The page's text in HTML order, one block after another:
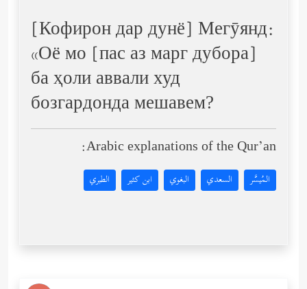
[Кофирон дар дунё] Мегӯянд:
«Оё мо [пас аз марг дубора]
ба ҳоли аввали худ
бозгардонда мешавем?
Arabic explanations of the Qur’an:
المُيسَّر السعدي البغوي ابن كثير الطبري